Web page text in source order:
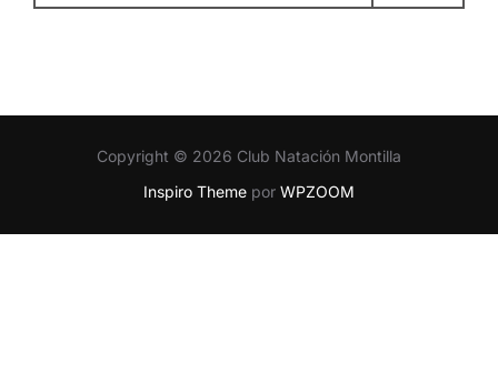
Copyright © 2026 Club Natación Montilla
Inspiro Theme por WPZOOM